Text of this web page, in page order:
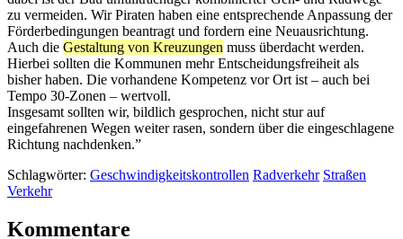
zu vermeiden. Wir Piraten haben eine entsprechende Anpassung der
Förderbedingungen beantragt und fordern eine Neuausrichtung.
Auch die Gestaltung von Kreuzungen muss überdacht werden.
Hierbei sollten die Kommunen mehr Entscheidungsfreiheit als
bisher haben. Die vorhandene Kompetenz vor Ort ist – auch bei
Tempo 30-Zonen – wertvoll.
Insgesamt sollten wir, bildlich gesprochen, nicht stur auf
eingefahrenen Wegen weiter rasen, sondern über die eingeschlagene
Richtung nachdenken.”
Schlagwörter: Geschwindigkeitskontrollen Radverkehr Straßen
Verkehr
Kommentare